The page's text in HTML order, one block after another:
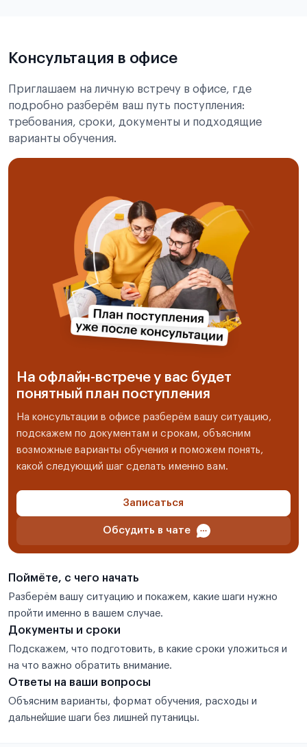
год – месяц – число
двух языках
“Student ID”
Консультация в офисе
Приглашаем на личную встречу в офисе, где
подробно разберём ваш путь поступления:
требования, сроки, документы и подходящие
варианты обучения.
На офлайн-встрече у вас будет
понятный план поступления
На консультации в офисе разберём вашу ситуацию,
подскажем по документам и срокам, объясним
возможные варианты обучения и поможем понять,
какой следующий шаг сделать именно вам.
Записаться
Обсудить в чате
Поймёте, с чего начать
Разберём вашу ситуацию и покажем, какие шаги нужно
пройти именно в вашем случае.
Документы и сроки
Подскажем, что подготовить, в какие сроки уложиться и
на что важно обратить внимание.
Ответы на ваши вопросы
Объясним варианты, формат обучения, расходы и
дальнейшие шаги без лишней путаницы.